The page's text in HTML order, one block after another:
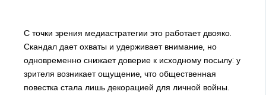
С точки зрения медиастратегии это работает двояко.
Скандал дает охваты и удерживает внимание, но
одновременно снижает доверие к исходному посылу: у
зрителя возникает ощущение, что общественная
повестка стала лишь декорацией для личной войны.